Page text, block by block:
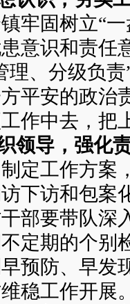
牢固树立“
意识和责任
理、分级负
平安的政治
作中去，把
领导，强化
定工作方案
下访和包案
部要带队深
定期的个别
预防、早发
稳工作开展